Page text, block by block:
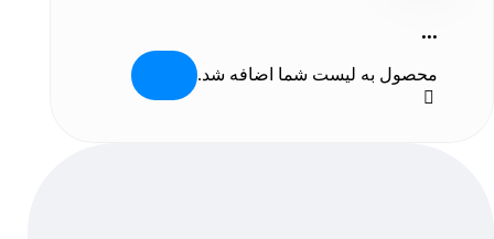
...
محصول به لیست شما اضافه شد.